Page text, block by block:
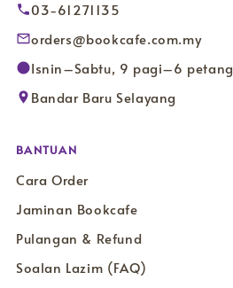
03-61271135
orders@bookcafe.com.my
Isnin–Sabtu, 9 pagi–6 petang
Bandar Baru Selayang
BANTUAN
Cara Order
Jaminan Bookcafe
Pulangan & Refund
Soalan Lazim (FAQ)